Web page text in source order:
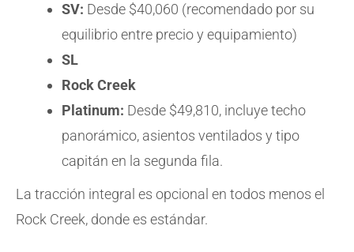
SV: Desde $40,060 (recomendado por su
equilibrio entre precio y equipamiento)
SL
Rock Creek
Platinum: Desde $49,810, incluye techo
panorámico, asientos ventilados y tipo
capitán en la segunda fila.
La tracción integral es opcional en todos menos el
Rock Creek, donde es estándar.